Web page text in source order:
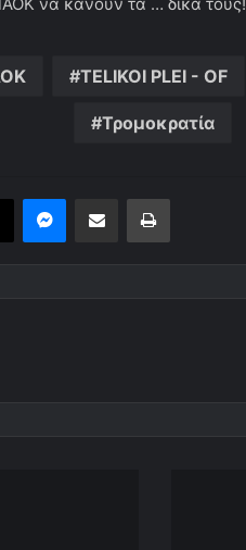
TELIKOI PLEI - OF
Τρομοκρατία
MessengerΚοινοποίηση μέσω ηλεκτρονικού ταχυδρομείουΕκτύπωση